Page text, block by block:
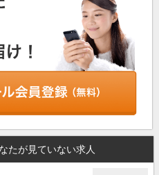
たが見ていない求人